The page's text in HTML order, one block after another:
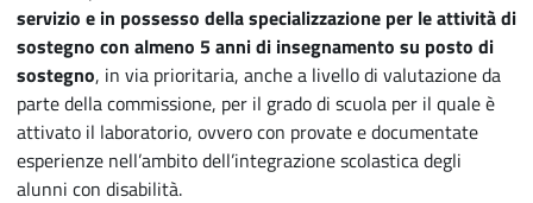
servizio e in possesso della specializzazione per le attività di
sostegno con almeno 5 anni di insegnamento su posto di
sostegno, in via prioritaria, anche a livello di valutazione da
parte della commissione, per il grado di scuola per il quale è
attivato il laboratorio, ovvero con provate e documentate
esperienze nell’ambito dell’integrazione scolastica degli
alunni con disabilità.